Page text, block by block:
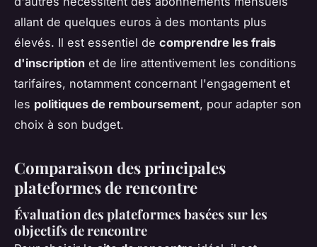
allant de quelques euros à des montants plus
élevés. Il est essentiel de comprendre les frais
d'inscription et de lire attentivement les conditions
tarifaires, notamment concernant l'engagement et
les politiques de remboursement, pour adapter son
choix à son budget.
Comparaison des principales
plateformes de rencontre
Évaluation des plateformes basées sur les
objectifs de rencontre